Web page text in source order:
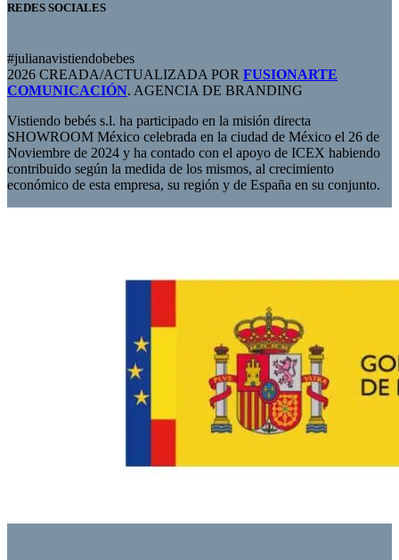
REDES SOCIALES
#julianavistiendobebes
2026 CREADA/ACTUALIZADA POR FUSIONARTE
COMUNICACIÓN. AGENCIA DE BRANDING
Vistiendo bebés s.l. ha participado en la misión directa
SHOWROOM México celebrada en la ciudad de México el 26 de
Noviembre de 2024 y ha contado con el apoyo de ICEX habiendo
contribuido según la medida de los mismos, al crecimiento
económico de esta empresa, su región y de España en su conjunto.